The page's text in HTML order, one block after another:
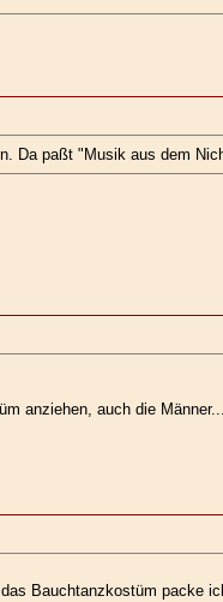
Da paßt "Musik aus dem
anziehen, auch die
Bauchtanzkostüm packe